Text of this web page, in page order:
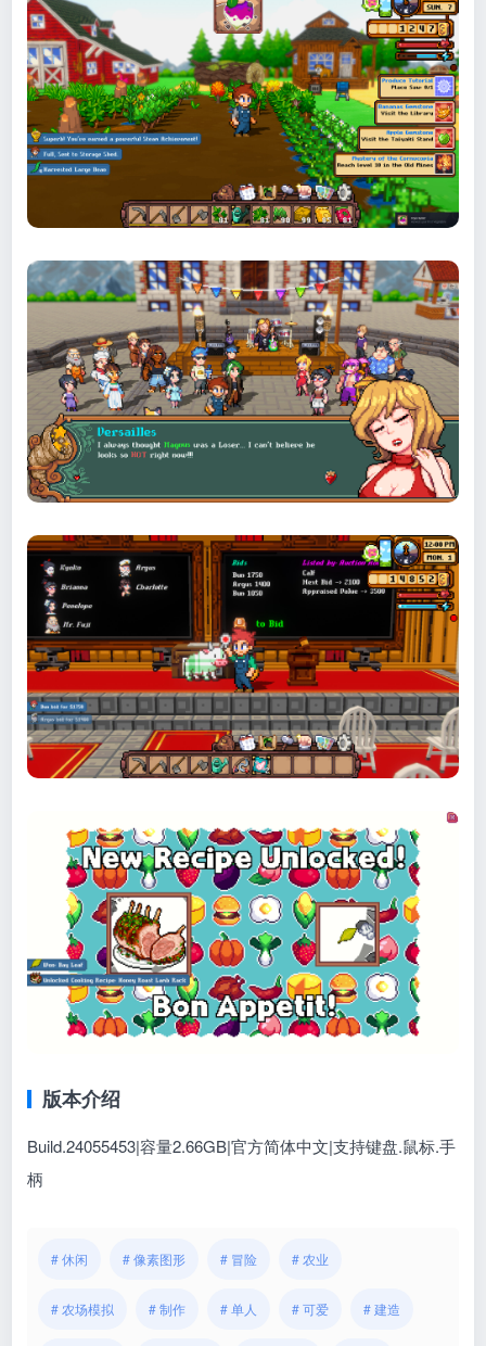
版本介绍
Build.24055453|容量2.66GB|官方简体中文|支持键盘.鼠标.手
柄
# 休闲 # 像素图形 # 冒险 # 农业
# 农场模拟 # 制作 # 单人 # 可爱 # 建造